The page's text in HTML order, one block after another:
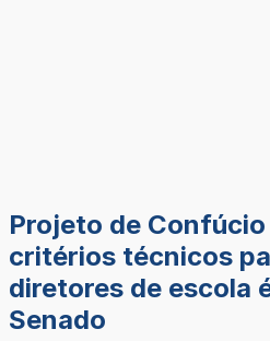
Projeto de
critérios técnicos
diretores de escola
Senado